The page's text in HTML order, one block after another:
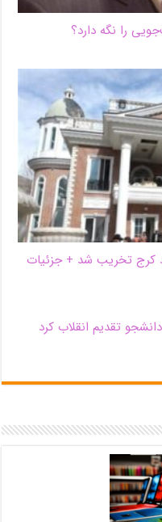
را نگه دارد؟
کرج تخریب شد + جزئیات